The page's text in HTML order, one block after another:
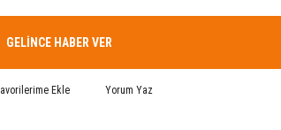
GELİNCE HABER VER
Yorum Yaz